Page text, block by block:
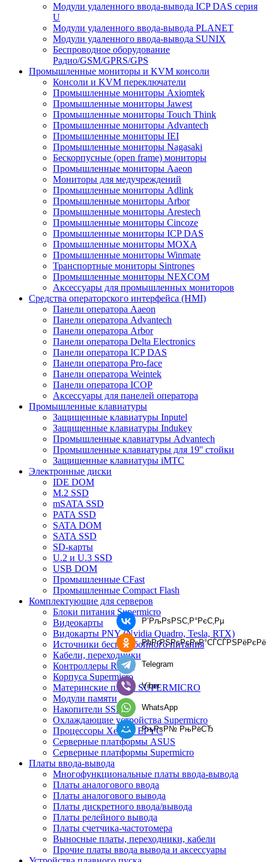
Модули удаленного ввода-вывода ICP DAS серия
U
Модули удаленного ввода-вывода PLANET
Модули удаленного ввода-вывода SUNIX
Беспроводное оборудование
Радио/GSM/GPRS/GPS
Промышленные мониторы и KVM консоли
Консоли и KVM переключатели
Промышленные мониторы Axiomtek
Промышленные мониторы Jawest
Промышленные мониторы Touch Think
Промышленные мониторы Advantech
Промышленные мониторы IEI
Промышленные мониторы Nagasaki
Бескорпусные (open frame) мониторы
Промышленные мониторы Aaeon
Мониторы для медучреждений
Промышленные мониторы Adlink
Промышленные мониторы Arbor
Промышленные мониторы Arestech
Промышленные мониторы Cincoze
Промышленные мониторы ICP DAS
Промышленные мониторы MOXA
Промышленные мониторы Winmate
Транспортные мониторы Sintrones
Промышленные мониторы NEXCOM
Аксессуары для промышленных мониторов
Средства операторского интерфейса (HMI)
Панели оператора Aaeon
Панели оператора Advantech
Панели оператора Arbor
Панели оператора Delta Electronics
Панели оператора ICP DAS
Панели оператора Pro-face
Панели оператора Weintek
Панели оператора ICOP
Аксессуары для панелей оператора
Промышленные клавиатуры
Защищенные клавиатуры Inputel
Защищенные клавиатуры Indukey
Промышленные клавиатуры Advantech
Промышленные клавиатуры для 19'' стойки
Защищенные клавиатуры iMTC
Электронные диски
IDE DOM
M.2 SSD
mSATA SSD
PATA SSD
SATA DOM
SATA SSD
SD-карты
U.2 и U.3 SSD
USB DOM
Промышленные CFast
Промышленные Compact Flash
Комплектующие для серверов
Блоки питания Supermicro
Видеокарты
Видокарты PNY (Nvidia Quadro, Tesla, RTX)
Источники бесперебойного питания
Кабели, переходники
Контроллеры RAID
Корпуса Supermicro
Материнские платы SUPERMICRO
Модули памяти
Накопители SSD
Охлаждающие устройства Supermicro
Процессоры Xeon и EPYC
Серверные платформы ASUS
Серверные платформы Supermicro
Платы ввода-вывода
Многофункциональные платы ввода-вывода
Платы аналогового ввода
Платы аналогового вывода
Платы дискретного ввода/вывода
Платы релейного вывода
Платы счетчика-частотомера
Выносные платы, переходники, кабели
Прочие платы ввода вывода и аксессуары
Р’РљРѕРЅС‚Р°РєС‚Рµ
РћРґРЅРѕРєР»Р°СЃСЃРЅРёРєРё
Telegram
Viber
WhatsApp
РњРѕР№ РњРёСЂ